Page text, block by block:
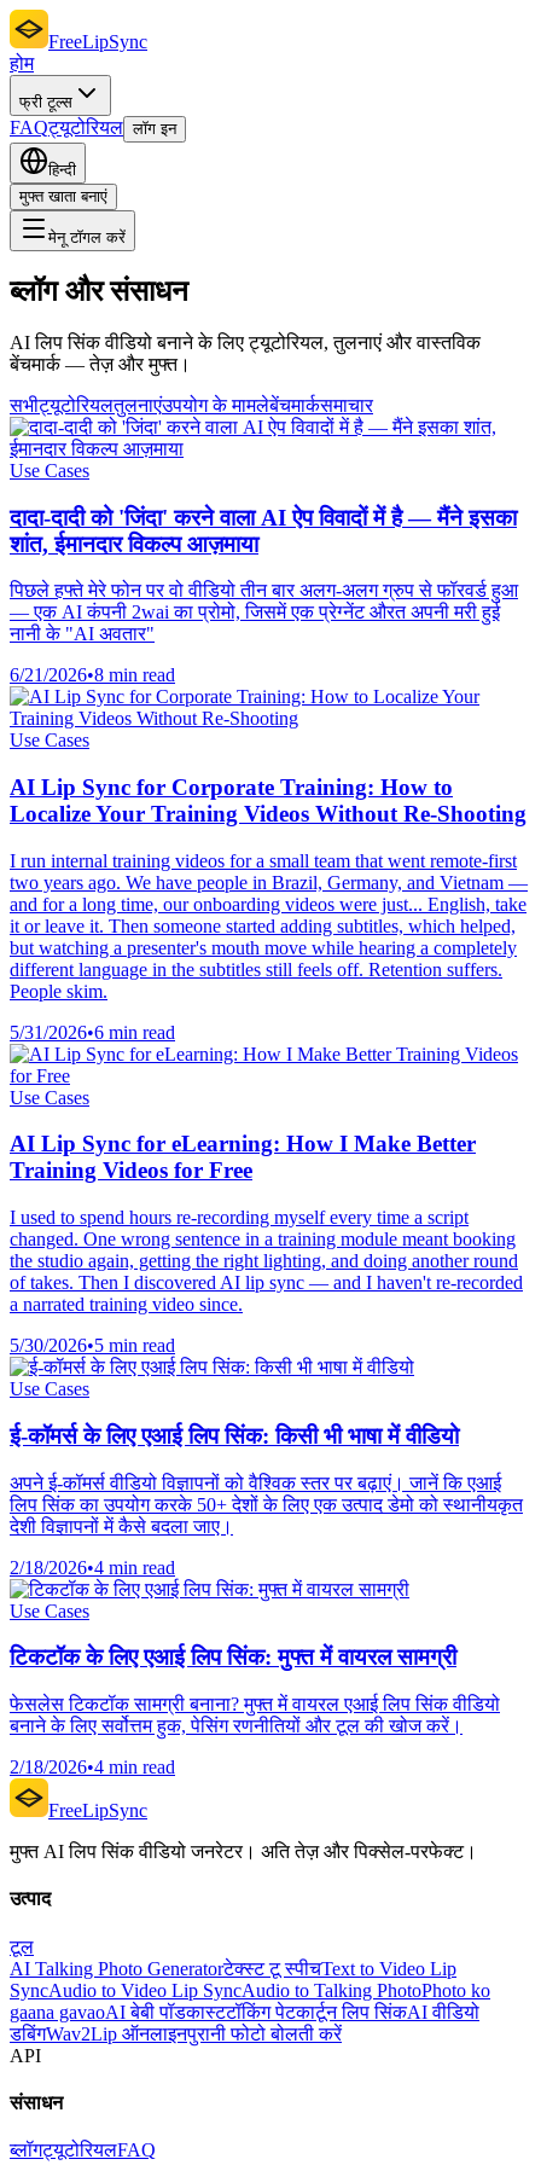
FreeLipSync
होम
फ्री टूल्स
FAQट्यूटोरियल लॉग इन
हिन्दी
मुफ्त खाता बनाएं
मेनू टॉगल करें
ब्लॉग और संसाधन
AI लिप सिंक वीडियो बनाने के लिए ट्यूटोरियल, तुलनाएं और वास्तविक
बेंचमार्क — तेज़ और मुफ्त।
सभीट्यूटोरियलतुलनाएंउपयोग के मामलेबेंचमार्कसमाचार
Use Cases
दादा-दादी को 'जिंदा' करने वाला AI ऐप विवादों में है — मैंने इसका
शांत, ईमानदार विकल्प आज़माया
पिछले हफ्ते मेरे फोन पर वो वीडियो तीन बार अलग-अलग ग्रुप से फॉरवर्ड हुआ
— एक AI कंपनी 2wai का प्रोमो, जिसमें एक प्रेग्नेंट औरत अपनी मरी हुई
नानी के "AI अवतार"
6/21/2026•8 min read
Use Cases
AI Lip Sync for Corporate Training: How to
Localize Your Training Videos Without Re-Shooting
I run internal training videos for a small team that went remote-first
two years ago. We have people in Brazil, Germany, and Vietnam —
and for a long time, our onboarding videos were just... English, take
it or leave it. Then someone started adding subtitles, which helped,
but watching a presenter's mouth move while hearing a completely
different language in the subtitles still feels off. Retention suffers.
People skim.
5/31/2026•6 min read
Use Cases
AI Lip Sync for eLearning: How I Make Better
Training Videos for Free
I used to spend hours re-recording myself every time a script
changed. One wrong sentence in a training module meant booking
the studio again, getting the right lighting, and doing another round
of takes. Then I discovered AI lip sync — and I haven't re-recorded
a narrated training video since.
5/30/2026•5 min read
Use Cases
ई-कॉमर्स के लिए एआई लिप सिंक: किसी भी भाषा में वीडियो
अपने ई-कॉमर्स वीडियो विज्ञापनों को वैश्विक स्तर पर बढ़ाएं। जानें कि एआई
लिप सिंक का उपयोग करके 50+ देशों के लिए एक उत्पाद डेमो को स्थानीयकृत
देशी विज्ञापनों में कैसे बदला जाए।
2/18/2026•4 min read
Use Cases
टिकटॉक के लिए एआई लिप सिंक: मुफ्त में वायरल सामग्री
फेसलेस टिकटॉक सामग्री बनाना? मुफ्त में वायरल एआई लिप सिंक वीडियो
बनाने के लिए सर्वोत्तम हुक, पेसिंग रणनीतियों और टूल की खोज करें।
2/18/2026•4 min read
FreeLipSync
मुफ्त AI लिप सिंक वीडियो जनरेटर। अति तेज़ और पिक्सेल-परफेक्ट।
उत्पाद
टूल
AI Talking Photo Generatorटेक्स्ट टू स्पीचText to Video Lip
SyncAudio to Video Lip SyncAudio to Talking PhotoPhoto ko
gaana gavaoAI बेबी पॉडकास्टटॉकिंग पेटकार्टून लिप सिंकAI वीडियो
डबिंगWav2Lip ऑनलाइनपुरानी फोटो बोलती करें
API
संसाधन
ब्लॉगट्यूटोरियलFAQ